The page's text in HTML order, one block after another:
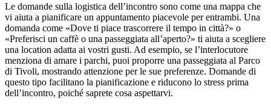
Le domande sulla logistica dell’incontro sono come una mappa che
vi aiuta a pianificare un appuntamento piacevole per entrambi. Una
domanda come «Dove ti piace trascorrere il tempo in città?» o
«Preferisci un caffè o una passeggiata all’aperto?» ti aiuta a scegliere
una location adatta ai vostri gusti. Ad esempio, se l’interlocutore
menziona di amare i parchi, puoi proporre una passeggiata al Parco
di Tivoli, mostrando attenzione per le sue preferenze. Domande di
questo tipo facilitano la pianificazione e riducono lo stress prima
dell’incontro, poiché saprete cosa aspettarvi.